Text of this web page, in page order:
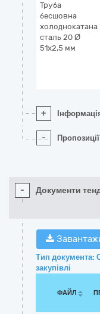
Труба
бесшовна
холоднокатана
сталь 20 Ø
51х2,5 мм
+
- Пропозиції
- Документи
Тип документа:
закупівлі
ФАЙЛ